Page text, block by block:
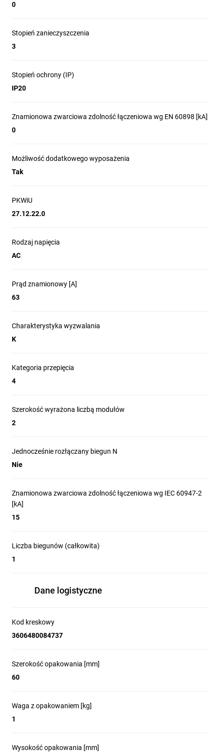
0
Stopień zanieczyszczenia
3
Stopień ochrony (IP)
IP20
Znamionowa zwarciowa zdolność łączeniowa wg EN 60898 [kA]
0
Możliwość dodatkowego wyposażenia
Tak
PKWiU
27.12.22.0
Rodzaj napięcia
AC
Prąd znamionowy [A]
63
Charakterystyka wyzwalania
K
Kategoria przepięcia
4
Szerokość wyrażona liczbą modułów
2
Jednocześnie rozłączany biegun N
Nie
Znamionowa zwarciowa zdolność łączeniowa wg IEC 60947-2
[kA]
15
Liczba biegunów (całkowita)
1
Dane logistyczne
Kod kreskowy
3606480084737
Szerokość opakowania [mm]
60
Waga z opakowaniem [kg]
1
Wysokość opakowania [mm]